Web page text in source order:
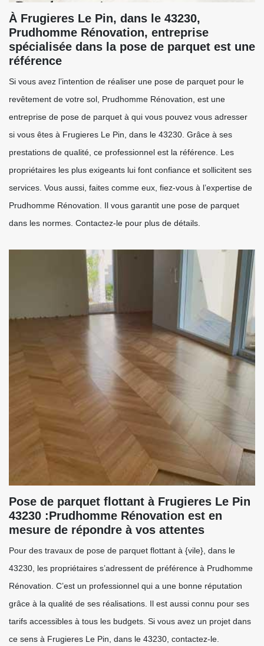
À Frugieres Le Pin, dans le 43230,
Prudhomme Rénovation, entreprise
spécialisée dans la pose de parquet est une
référence
Si vous avez l’intention de réaliser une pose de parquet pour le
revêtement de votre sol, Prudhomme Rénovation, est une
entreprise de pose de parquet à qui vous pouvez vous adresser
si vous êtes à Frugieres Le Pin, dans le 43230. Grâce à ses
prestations de qualité, ce professionnel est la référence. Les
propriétaires les plus exigeants lui font confiance et sollicitent ses
services. Vous aussi, faites comme eux, fiez-vous à l’expertise de
Prudhomme Rénovation. Il vous garantit une pose de parquet
dans les normes. Contactez-le pour plus de détails.
Pose de parquet flottant à Frugieres Le Pin
43230 :Prudhomme Rénovation est en
mesure de répondre à vos attentes
Pour des travaux de pose de parquet flottant à {vile}, dans le
43230, les propriétaires s’adressent de préférence à Prudhomme
Rénovation. C’est un professionnel qui a une bonne réputation
grâce à la qualité de ses réalisations. Il est aussi connu pour ses
tarifs accessibles à tous les budgets. Si vous avez un projet dans
ce sens à Frugieres Le Pin, dans le 43230, contactez-le.